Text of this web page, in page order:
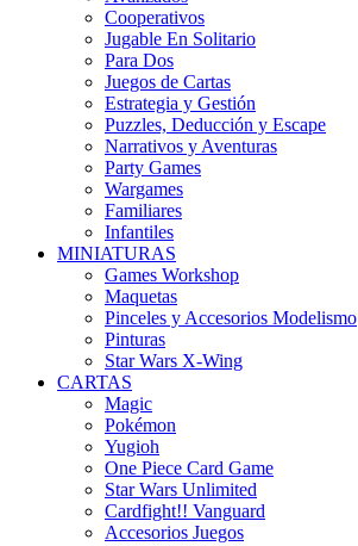
Cooperativos
Jugable En Solitario
Para Dos
Juegos de Cartas
Estrategia y Gestión
Puzzles, Deducción y Escape
Narrativos y Aventuras
Party Games
Wargames
Familiares
Infantiles
MINIATURAS
Games Workshop
Maquetas
Pinceles y Accesorios Modelismo
Pinturas
Star Wars X-Wing
CARTAS
Magic
Pokémon
Yugioh
One Piece Card Game
Star Wars Unlimited
Cardfight!! Vanguard
Accesorios Juegos